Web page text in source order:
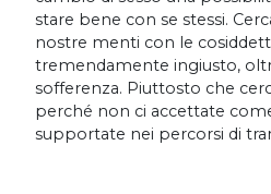
stare bene con se stessi.
nostre menti con le
tremendamente ingiusto,
sofferenza. Piuttosto che
perché non ci accettate
supportate nei percorsi di